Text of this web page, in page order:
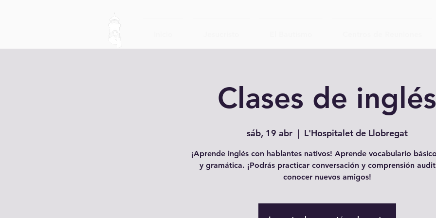
Clases de inglés
sáb, 19 abr
  |
L'Hospitalet de Llobregat
¡Aprende inglés con hablantes nativos! Aprende vocabulario
y gramática. ¡Podrás practicar conversación y comprensión
conocer nuevos amigos!